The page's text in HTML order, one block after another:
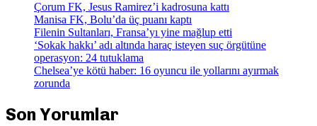
Çorum FK, Jesus Ramirez’i kadrosuna kattı
Manisa FK, Bolu’da üç puanı kaptı
Filenin Sultanları, Fransa’yı yine mağlup etti
‘Sokak hakkı’ adı altında haraç isteyen suç örgütüne
operasyon: 24 tutuklama
Chelsea’ye kötü haber: 16 oyuncu ile yollarını ayırmak
zorunda
Son Yorumlar